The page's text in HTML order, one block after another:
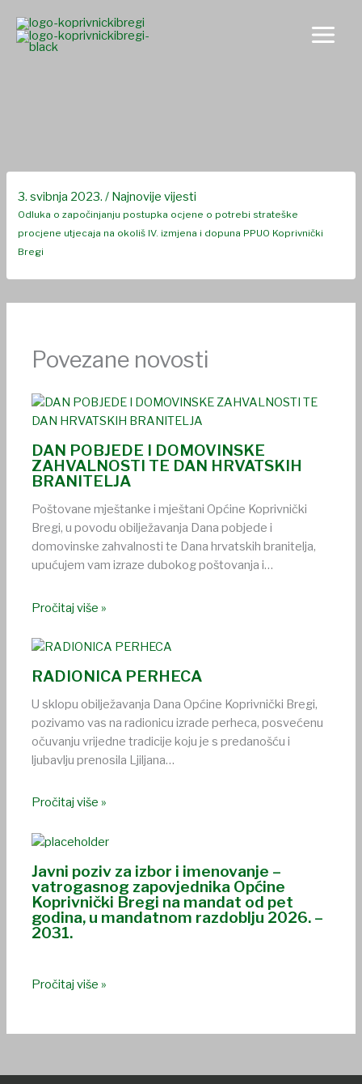
content
3. svibnja 2023./ Najnovije vijesti
Odluka o započinjanju postupka ocjene o potrebi strateške
procjene utjecaja na okoliš IV. izmjena i dopuna PPUO Koprivnički
Bregi
Povezane novosti
DAN POBJEDE I DOMOVINSKE
ZAHVALNOSTI TE DAN HRVATSKIH
BRANITELJA
Poštovane mještanke i mještani Općine Koprivnički
Bregi, u povodu obilježavanja Dana pobjede i
domovinske zahvalnosti te Dana hrvatskih branitelja,
upućujem vam izraze dubokog poštovanja i…
Pročitaj više »
RADIONICA PERHECA
U sklopu obilježavanja Dana Općine Koprivnički Bregi,
pozivamo vas na radionicu izrade perheca, posvećenu
očuvanju vrijedne tradicije koju je s predanošću i
ljubavlju prenosila Ljiljana…
Pročitaj više »
Javni poziv za izbor i imenovanje –
vatrogasnog zapovjednika Općine
Koprivnički Bregi na mandat od pet
godina, u mandatnom razdoblju 2026. –
2031.
Pročitaj više »